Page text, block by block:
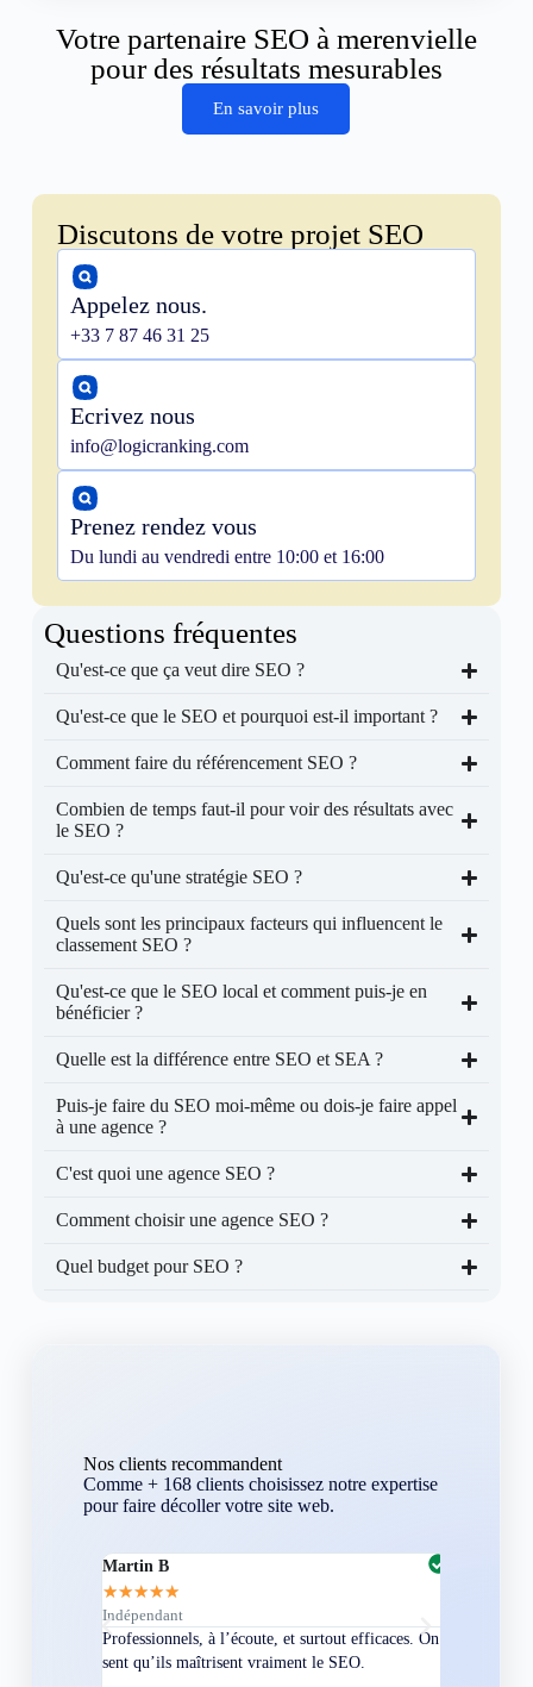
Votre partenaire SEO à merenvielle
pour des résultats mesurables
En savoir plus
Discutons de votre projet SEO
Appelez nous.
+33 7 87 46 31 25
Ecrivez nous
info@logicranking.com
Prenez rendez vous
Du lundi au vendredi entre 10:00 et 16:00
Questions fréquentes
Qu'est-ce que ça veut dire SEO ?
Qu'est-ce que le SEO et pourquoi est-il important ?
Comment faire du référencement SEO ?
Combien de temps faut-il pour voir des résultats avec
le SEO ?
Qu'est-ce qu'une stratégie SEO ?
Quels sont les principaux facteurs qui influencent le
classement SEO ?
Qu'est-ce que le SEO local et comment puis-je en
bénéficier ?
Quelle est la différence entre SEO et SEA ?
Puis-je faire du SEO moi-même ou dois-je faire appel
à une agence ?
C'est quoi une agence SEO ?
Comment choisir une agence SEO ?
Quel budget pour SEO ?
Nos clients recommandent
Comme + 168 clients choisissez notre expertise
pour faire décoller votre site web.
Martin B
★★★★★
Indépendant
Professionnels, à l’écoute, et surtout efficaces. On
sent qu’ils maîtrisent vraiment le SEO.